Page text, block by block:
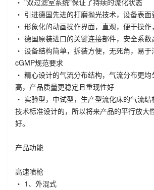
・ "双过滤室系统"保证了持续的流化状态
・ 引进德国先进的打磨抛光技术，设备表
・ 形象化的动画操作界面，直观，便于操
・ 德国原装进口的关键连接部件，安全系
・ 设备结构简单，拆装方便，无死角，易
cGMP规范要求
・ 精心设计的气流分布结构，气流分布更
高，产品质量更稳定且重现性好
・ 实验型，中试型，生产型流化床的气流
技术标准设计的，所以将来产品的平行放大
好。
产品功能
高速喷枪
・ 1、外混式